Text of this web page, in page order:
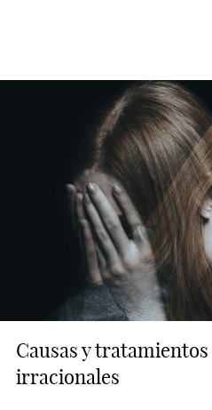
Causas y
irracionales